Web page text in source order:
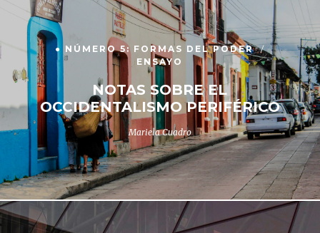
● NÚMERO 5: FORMAS DEL PODER
ENSAYO
NOTAS SOBRE EL
OCCIDENTALISMO PERIFÉRICO
Mariela Cuadro